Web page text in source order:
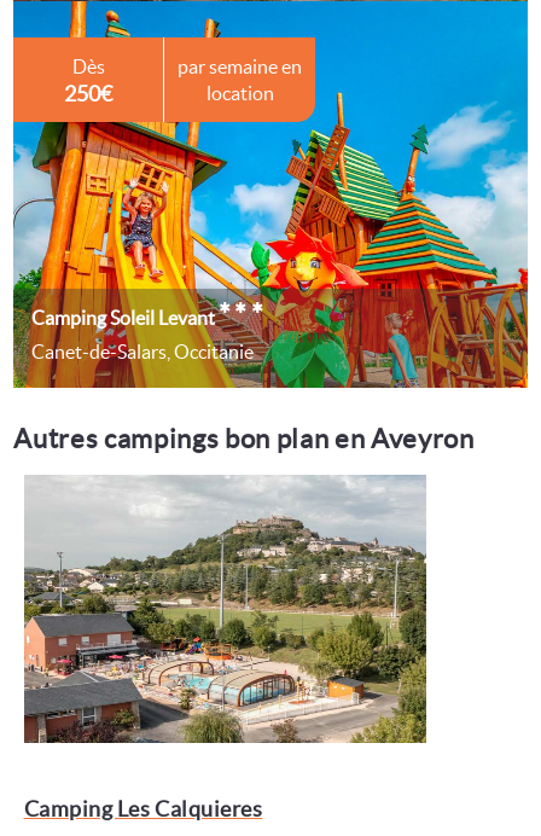
Dès
250€
par semaine en
location
Camping Soleil Levant***
Canet-de-Salars, Occitanie
Autres campings bon plan en Aveyron
Camping Les Calquieres